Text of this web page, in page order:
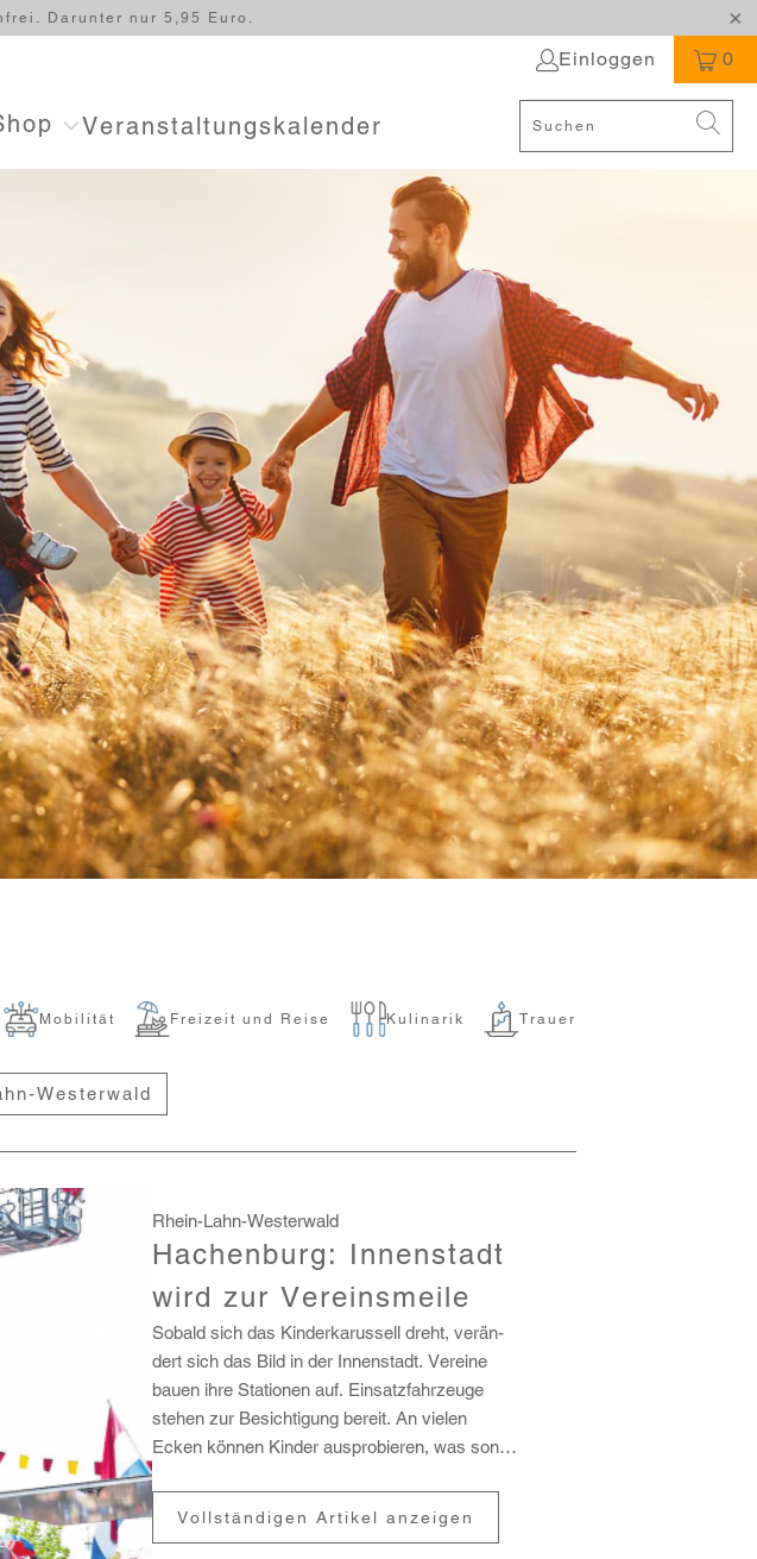
Darunter nur 5,95 Euro.
Einloggen 0
Veranstaltungskalender
Mobilität Freizeit und Reise Kulinarik Trauer
Westerwald
Rhein-Lahn-Westerwald
Hachenburg: Innenstadt
wird zur Vereinsmeile
Sobald sich das Kinder­ka­rus­sell dreht, verän­
dert sich das Bild in der Innen­stadt. Vereine
bauen ihre Stationen auf. Einsatz­fahr­zeuge
stehen zur Besich­ti­gung bereit. An vielen
Ecken können Kinder auspro­bieren, was sonst
nur aus Erzäh­lungen, Trai­ningss...
Vollständigen Artikel anzeigen